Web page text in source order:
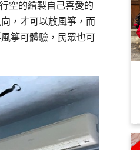
空的繪製自己喜愛的
，才可以放風箏，而
箏可體驗，民眾也可